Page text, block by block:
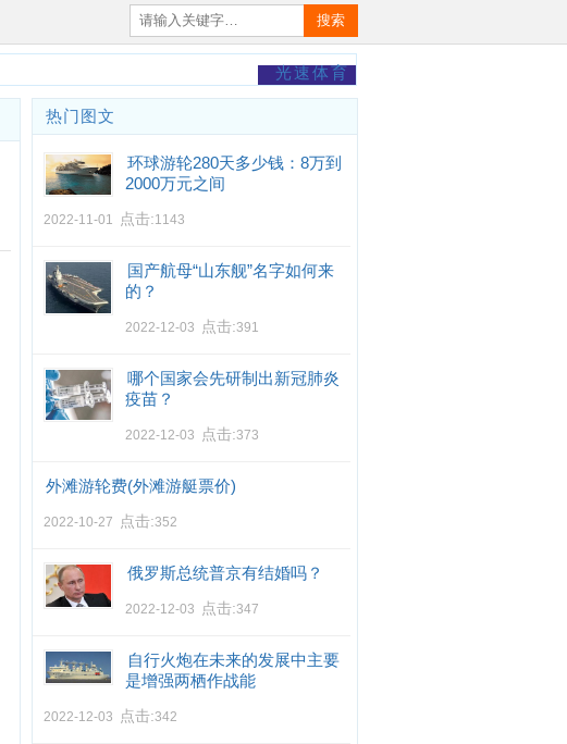
搜索
光速体育
热门图文
环球游轮280天多少钱：8万到
2000万元之间
2022-11-01 点击:1143
国产航母“山东舰”名字如何来
的？
2022-12-03 点击:391
哪个国家会先研制出新冠肺炎
疫苗？
2022-12-03 点击:373
外滩游轮费(外滩游艇票价)
2022-10-27 点击:352
俄罗斯总统普京有结婚吗？
2022-12-03 点击:347
自行火炮在未来的发展中主要
是增强两栖作战能
2022-12-03 点击:342